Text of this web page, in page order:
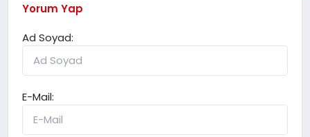
Yorum Yap
Ad Soyad:
E-Mail: